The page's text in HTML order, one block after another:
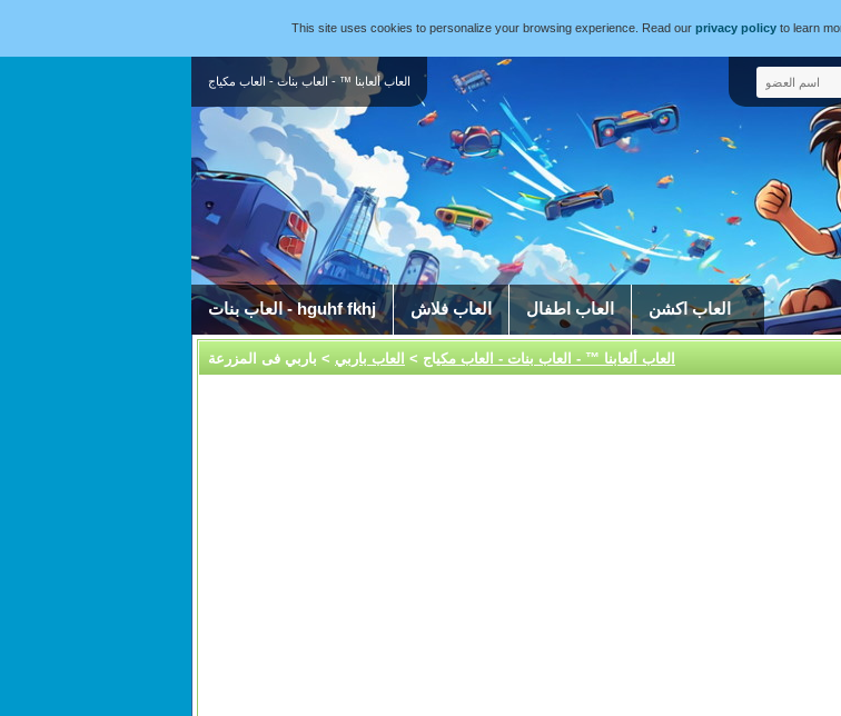
This site uses cookies to personalize your browsing experience. Read our privacy policyto learn
العاب ألعابنا ™ - العاب بنات - العاب مكياج
العاب بنات - hguhf fkhj العاب فلاش العاب اطفال العاب اكشن
العاب ألعابنا ™ - العاب بنات - العاب مكياج > العاب باربي > باربي فى المزرعة